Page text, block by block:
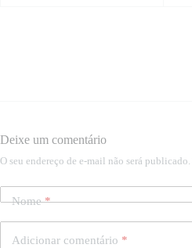
Deixe um comentário
O seu endereço de e-mail não será publicado.
Nome*
Adicionar comentário *